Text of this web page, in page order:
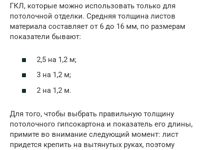
ГКЛ, которые можно использовать только для
потолочной отделки. Средняя толщина листов
материала составляет от 6 до 16 мм, по размерам
показатели бывают:
2,5 на 1,2 м;
3 на 1,2 м;
2 на 1,2 м.
Для того, чтобы выбрать правильную толщину
потолочного гипсокартона и показатель его длины,
примите во внимание следующий момент: лист
придется крепить на вытянутых руках, поэтому